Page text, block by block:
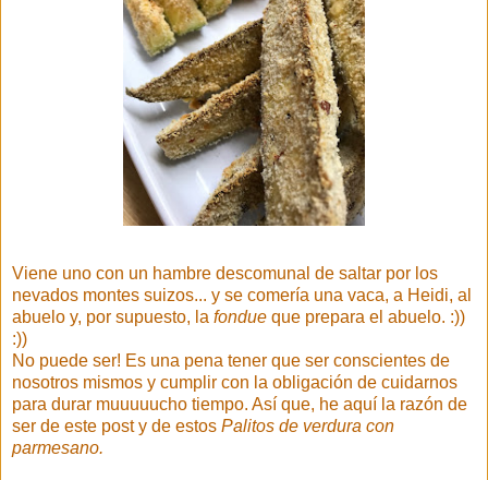
Viene uno con un hambre descomunal de saltar por los
nevados montes suizos... y se comería una vaca, a Heidi, al
abuelo y, por supuesto, la fondue que prepara el abuelo. :))
:))
No puede ser! Es una pena tener que ser conscientes de
nosotros mismos y cumplir con la obligación de cuidarnos
para durar muuuuucho tiempo. Así que, he aquí la razón de
ser de este post y de estos Palitos de verdura con
parmesano.